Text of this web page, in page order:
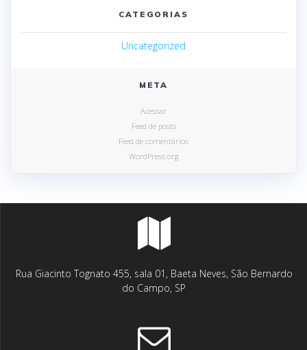
CATEGORIAS
Uncategorized
META
Acessar
Feed de posts
Feed de comentários
WordPress.org
Rua Giacinto Tognato 455, sala 01, Baeta Neves, São Bernardo
do Campo, SP